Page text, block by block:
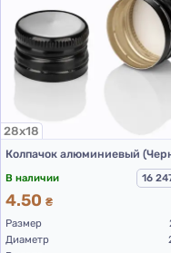
28х18
В наличии
16
4.50 ₴
Размер
Диаметр